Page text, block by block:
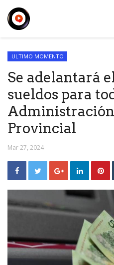
ULTIMO MOMENTO
Se adelantará
sueldos para
Provincial
Mar 27, 2024